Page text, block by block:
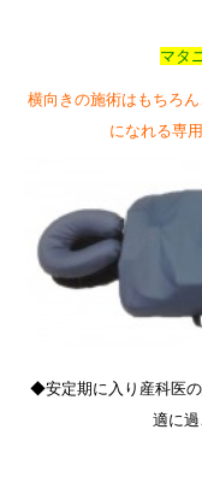
マタ
横向きの施術はもちろ
になれる専
◆安定期に入り産科医
適に